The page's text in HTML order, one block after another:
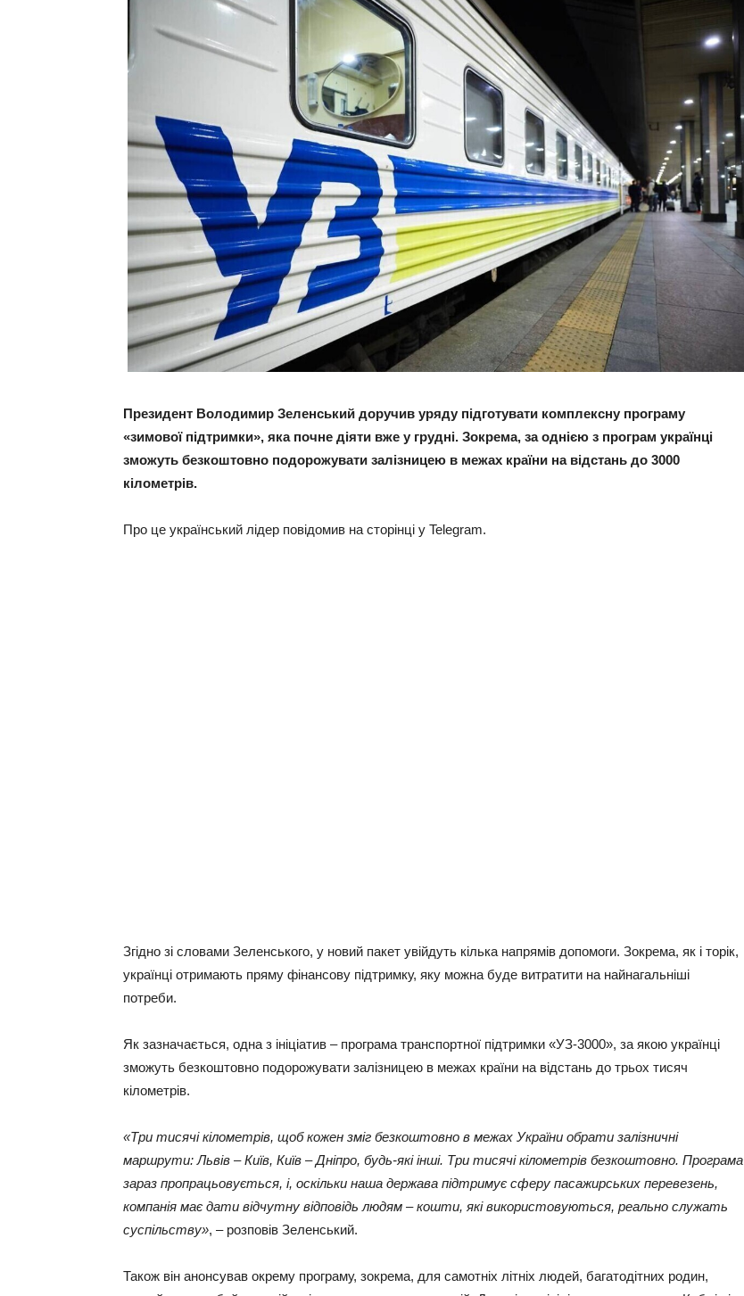
Президент Володимир Зеленський доручив уряду підготувати комплексну програму
«зимової підтримки», яка почне діяти вже у грудні. Зокрема, за однією з програм українці
зможуть безкоштовно подорожувати залізницею в межах країни на відстань до 3000
кілометрів.
Про це український лідер повідомив на сторінці у Telegram.
Згідно зі словами Зеленського, у новий пакет увійдуть кілька напрямів допомоги. Зокрема, як і торік,
українці отримають пряму фінансову підтримку, яку можна буде витратити на найнагальніші
потреби.
Як зазначається, одна з ініціатив – програма транспортної підтримки «УЗ-3000», за якою українці
зможуть безкоштовно подорожувати залізницею в межах країни на відстань до трьох тисяч
кілометрів.
«Три тисячі кілометрів, щоб кожен зміг безкоштовно в межах України обрати залізничні
маршрути: Львів – Київ, Київ – Дніпро, будь-які інші. Три тисячі кілометрів безкоштовно. Програма
зараз пропрацьовується, і, оскільки наша держава підтримує сферу пасажирських перевезень,
компанія має дати відчутну відповідь людям – кошти, які використовуються, реально служать
суспільству», – розповів Зеленський.
Також він анонсував окрему програму, зокрема, для самотніх літніх людей, багатодітних родин,